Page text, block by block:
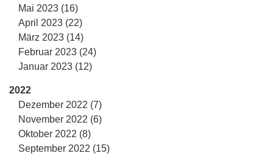
Mai 2023 (16)
April 2023 (22)
März 2023 (14)
Februar 2023 (24)
Januar 2023 (12)
2022
Dezember 2022 (7)
November 2022 (6)
Oktober 2022 (8)
September 2022 (15)